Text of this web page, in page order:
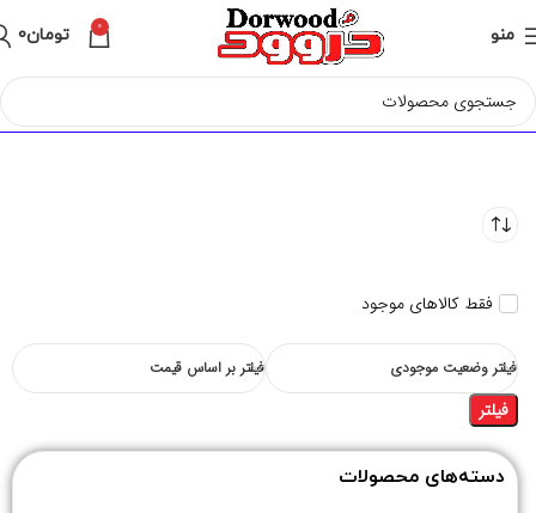
منو 0 تومان0
فقط کالاهای موجود
فیلتر وضعیت موجودی فیلتر بر اساس قیمت
فیلتر
دسته‌های محصولات